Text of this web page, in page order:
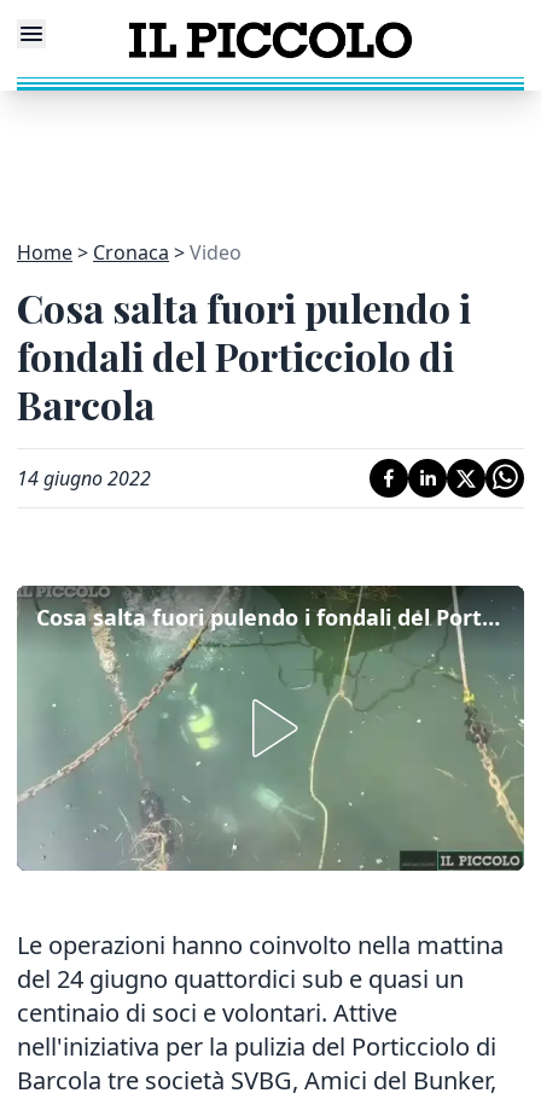
Home Cronaca Video
Cosa salta fuori pulendo i
fondali del Porticciolo di
Barcola
14 giugno 2022
Cosa salta fuori pulendo i fondali del Porticciolo di Barcola
Le operazioni hanno coinvolto nella mattina
del 24 giugno quattordici sub e quasi un
centinaio di soci e volontari. Attive
nell'iniziativa per la pulizia del Porticciolo di
Barcola tre società SVBG, Amici del Bunker,